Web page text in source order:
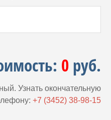
0 руб.
Узнать окончательную
+7 (3452) 38-98-15